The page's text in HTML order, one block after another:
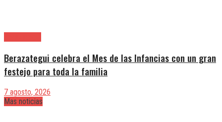
Berazategui celebra el Mes de las Infancias con un gran
festejo para toda la familia
7 agosto, 2026
Mas noticias